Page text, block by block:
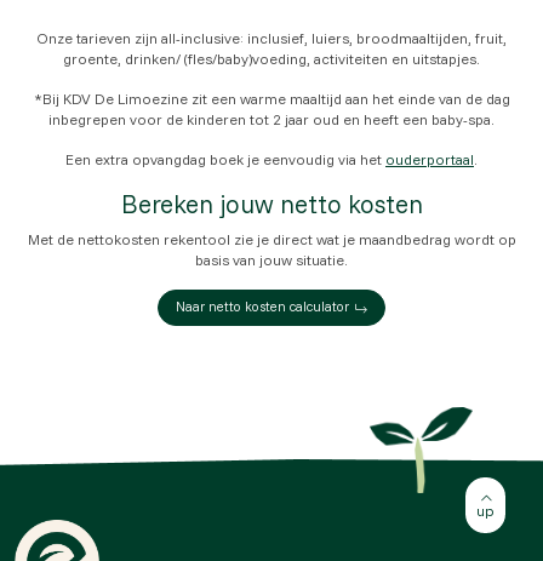
Onze tarieven zijn all-inclusive: inclusief, luiers, broodmaaltijden, fruit,
groente, drinken/ (fles/baby)voeding, activiteiten en uitstapjes.
*Bij KDV De Limoezine zit een warme maaltijd aan het einde van de dag
inbegrepen voor de kinderen tot 2 jaar oud en heeft een baby-spa.
Een extra opvangdag boek je eenvoudig via het ouderportaal.
Bereken jouw netto kosten
Met de nettokosten rekentool zie je direct wat je maandbedrag wordt op
basis van jouw situatie.
Naar netto kosten calculator